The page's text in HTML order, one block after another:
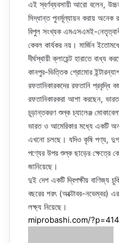
এই স্বর্ণব্যবসায়ী আরো বলেন,
সিদ্ধান্ত পুনর্মূল্যায়ন করায় অনেক
বিপুল সংখ্যক এমএসএমই-
কেবল কার্যকর নয়। মার্জিন
দীর্ঘস্থায়ী ক্লায়েন্ট হারাতে বাধ্য
কানপুর-ভিত্তিক গ্রোমোর
রফতানিকারকদের রফতানি প্রবৃদ্ধি
রফতানিকারকরা আশা করছেন, ভারত-
চূড়ান্তকরণ শুল্ক চ্যালেঞ্জ
ভারত ও আমেরিকার মধ্যে একটি
এখনো চলছে। যদিও কৃষি পণ্য,
পণ্যের উপর শুল্ক ছাড়ের ক্ষেত্রে
জানিয়েছে।
দুই দেশ একটি দ্বিপক্ষীয় বাণিজ্য
বছরের শরৎ (অক্টোবর-নভেম্বর)
লক্ষ্য নিয়েছে।